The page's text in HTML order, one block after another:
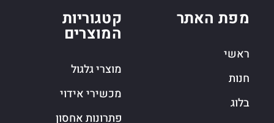
מפת האתר
ראשי
חנות
בלוג
קטגוריות
המוצרים
מוצרי גלגול
מכשירי אידוי
פתרונות אחסון